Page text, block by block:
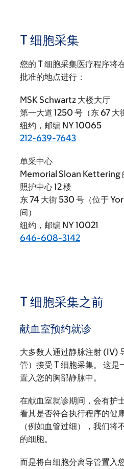
T 细胞采集
您的 T 细胞采集医疗程序将
批准的地点进行：
MSK Schwartz 大楼大厅
第一大道 1250 号（东 67 大
纽约，邮编 NY 10065
212-639-7643
单采中心
Memorial Sloan Kettering
照护中心 12 楼
东 74 大街 530 号（位于
间）
纽约，邮编 NY 10021
646-608-3142
T 细胞采集之前
献血室预约就诊
大多数人通过静脉注射 (IV)
管）接受 T 细胞采集。 这是
置入您的胸部静脉中。
在献血室就诊期间，会有护
看其是否符合执行程序的健
（例如血管过细），我们将
的细胞。
而是将白细胞分离导管置入